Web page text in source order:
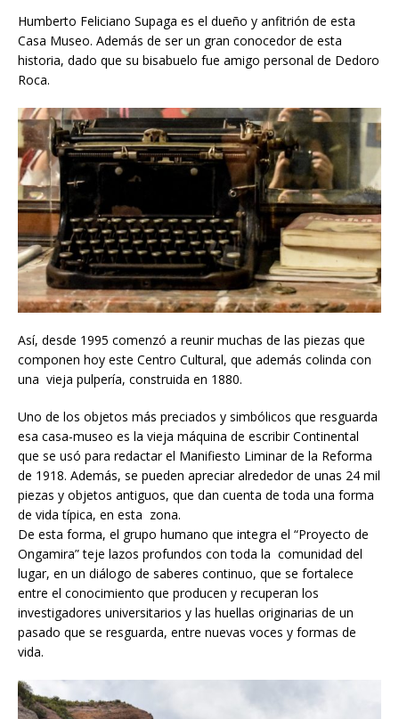
Humberto Feliciano Supaga es el dueño y anfitrión de esta
Casa Museo. Además de ser un gran conocedor de esta
historia, dado que su bisabuelo fue amigo personal de Dedoro
Roca.
Así, desde 1995 comenzó a reunir muchas de las piezas que
componen hoy este Centro Cultural, que además colinda con
una vieja pulpería, construida en 1880.
Uno de los objetos más preciados y simbólicos que resguarda
esa casa-museo es la vieja máquina de escribir Continental
que se usó para redactar el Manifiesto Liminar de la Reforma
de 1918. Además, se pueden apreciar alrededor de unas 24 mil
piezas y objetos antiguos, que dan cuenta de toda una forma
de vida típica, en esta zona.
De esta forma, el grupo humano que integra el “Proyecto de
Ongamira” teje lazos profundos con toda la comunidad del
lugar, en un diálogo de saberes continuo, que se fortalece
entre el conocimiento que producen y recuperan los
investigadores universitarios y las huellas originarias de un
pasado que se resguarda, entre nuevas voces y formas de
vida.